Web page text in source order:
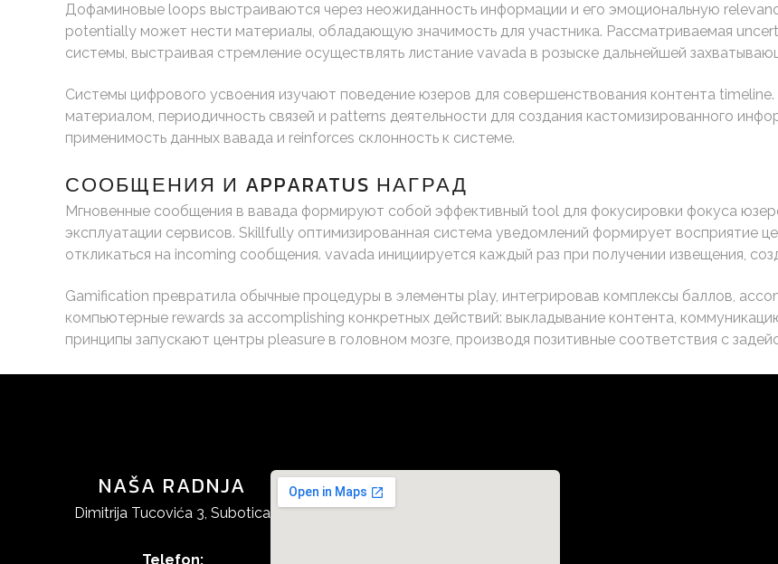
Дофаминовые loops выстраиваются через неожиданность информации и его эмоциональную
potentially может нести материалы, обладающую значимость для участника. Рассматриваемая
системы, выстраивая стремление осуществлять листание vavada в розыске дальнейшей
Системы цифрового усвоения изучают поведение юзеров для совершенствования контента
материалом, периодичность связей и patterns деятельности для создания кастомизированного
применимость данных вавада и reinforces склонность к системе.
СООБЩЕНИЯ И APPARATUS НАГРАД
Мгновенные сообщения в вавада формируют собой эффективный tool для фокусировки фокуса
эксплуатации сервисов. Skillfully оптимизированная система уведомлений формирует восприятие
откликаться на incoming сообщения. vavada инициируется каждый раз при получении извещения,
Gamification превратила обычные процедуры в элементы play, интегрировав комплексы баллов,
компьютерные rewards за accomplishing конкретных действий: выкладывание контента,
принципы запускают центры pleasure в головном мозге, производя позитивные соответствия с
NAŠA RADNJA
Dimitrija Tucovića 3, Subotica
Telefon: